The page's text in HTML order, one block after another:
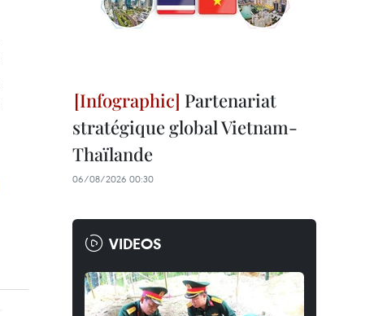
Partenariat
stratégique global Vietnam-
Thaïlande
06/08/2026 00:30
VIDEOS